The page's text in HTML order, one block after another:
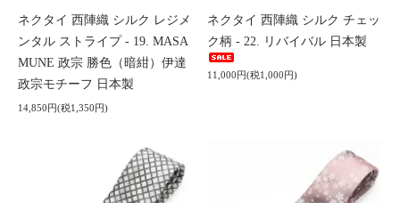
ネクタイ 西陣織 シルク レジメ
ンタル ストライプ - 19. MASA
MUNE 政宗 勝色（暗紺）伊達
政宗モチーフ 日本製
14,850円(税1,350円)
ネクタイ 西陣織 シルク チェッ
ク柄 - 22. リバイバル 日本製
11,000円(税1,000円)